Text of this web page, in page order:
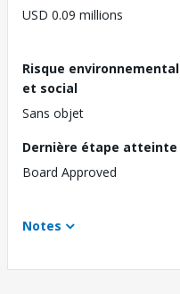
USD 0.09 millions
Risque environnemental
et social
Sans objet
Dernière étape atteinte
Board Approved
Notes